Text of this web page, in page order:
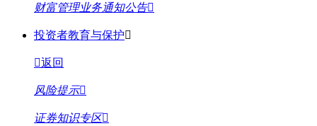
财富管理业务通知公告
投资者教育与保护
返回
风险提示
证券知识专区